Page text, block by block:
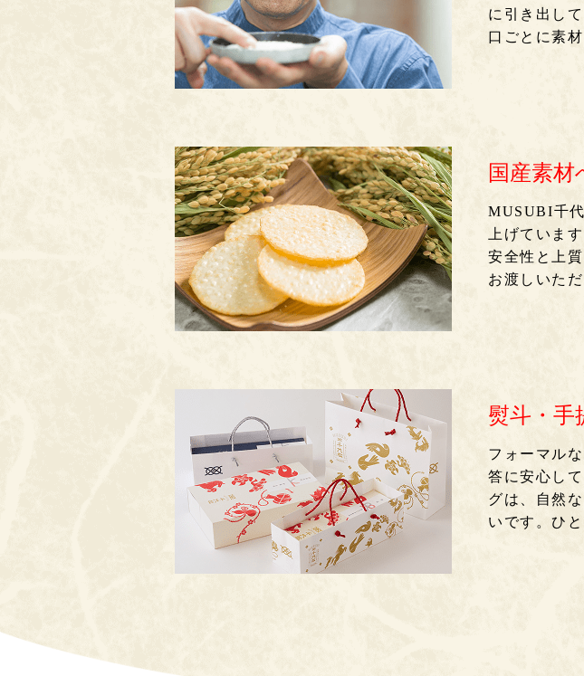
に引き出し
口ごとに素
国産素材
MUSUBI千
上げていま
安全性と上
お渡しいただ
熨斗・手
フォーマル
答に安心し
グは、自然
いです。ひ